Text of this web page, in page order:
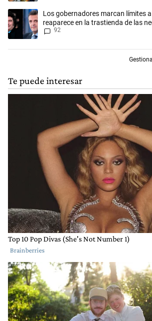
Un artículo de tendencia con el título "Los
Los gobernadores marcan límites
reaparece en la trastienda de las
92